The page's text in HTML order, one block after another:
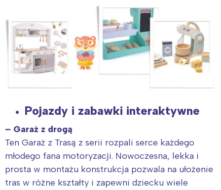
Pojazdy i zabawki interaktywne
– Garaż z drogą
Ten Garaż z Trasą z serii rozpali serce każdego
młodego fana motoryzacji. Nowoczesna, lekka i
prosta w montażu konstrukcja pozwala na ułożenie
tras w różne kształty i zapewni dziecku wiele